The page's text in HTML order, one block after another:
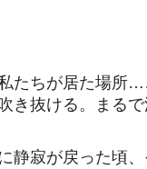
たちが居た場所
き抜ける。まる
静寂が戻った頃